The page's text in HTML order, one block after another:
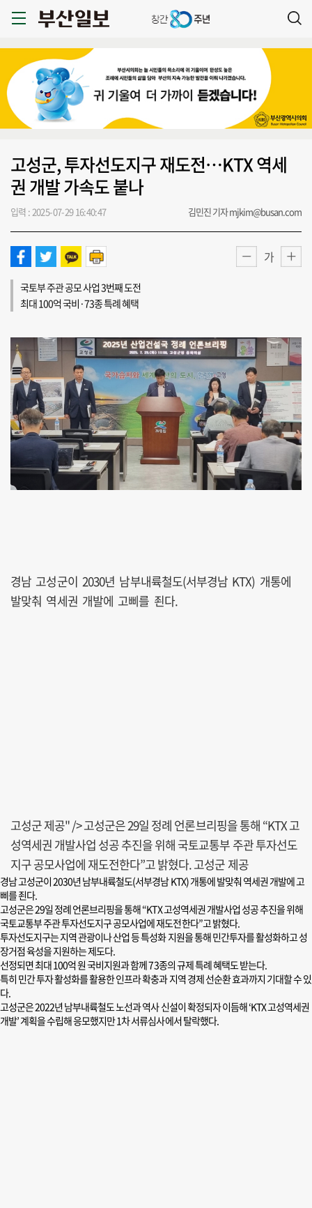
고성군, 투자선도지구 재도전…KTX 역세
권 개발 가속도 붙나
입력 : 2025-07-29 16:40:47 김민진 기자 mjkim@busan.com
가
국토부 주관 공모 사업 3번째 도전
최대 100억 국비·73종 특례 혜택
경남 고성군이 2030년 남부내륙철도(서부경남 KTX) 개통에
발맞춰 역세권 개발에 고삐를 죈다.
고성군 제공" />고성군은 29일 정례 언론브리핑을 통해 “KTX 고
성역세권 개발사업 성공 추진을 위해 국토교통부 주관 투자선도
지구 공모사업에 재도전한다”고 밝혔다. 고성군 제공
경남 고성군이 2030년 남부내륙철도(서부경남 KTX) 개통에 발맞춰 역세권 개발에 고
삐를 죈다.
고성군은 29일 정례 언론브리핑을 통해 “KTX 고성역세권 개발사업 성공 추진을 위해
국토교통부 주관 투자선도지구 공모사업에 재도전한다”고 밝혔다.
투자선도지구는 지역 관광이나 산업 등 특성화 지원을 통해 민간투자를 활성화하고 성
장거점 육성을 지원하는 제도다.
선정되면 최대 100억 원 국비지원과 함께 73종의 규제 특례 혜택도 받는다.
특히 민간 투자 활성화를 활용한 인프라 확충과 지역 경제 선순환 효과까지 기대할 수 있
다.
고성군은 2022년 남부내륙철도 노선과 역사 신설이 확정되자 이듬해 ‘KTX 고성역세권
개발’ 계획을 수립해 응모했지만 1차 서류심사에서 탈락했다.